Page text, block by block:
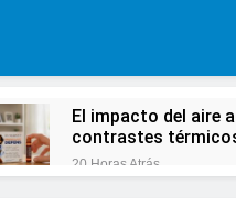
El impacto del aire
contrastes
20 Horas Atrás